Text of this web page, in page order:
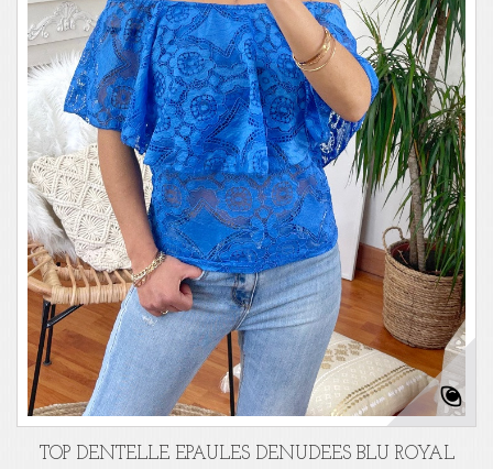
TOP DENTELLE EPAULES DENUDEES BLU ROYAL